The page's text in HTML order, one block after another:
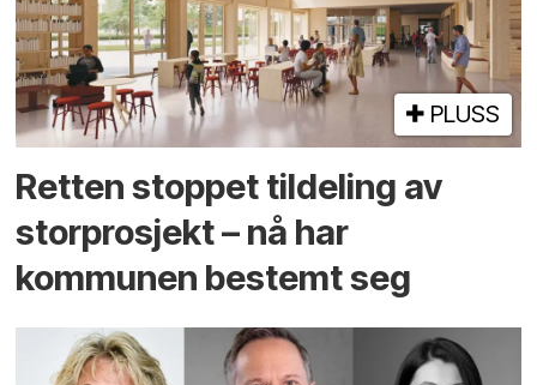
PLUSS
Retten stoppet tildeling av
storprosjekt – nå har
kommunen bestemt seg